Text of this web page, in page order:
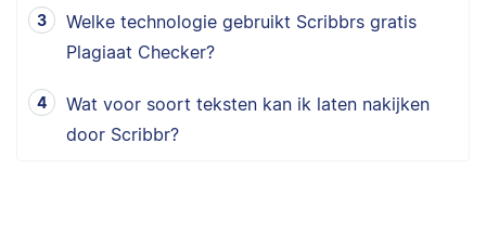
Welke technologie gebruikt Scribbrs gratis
Plagiaat Checker?
Wat voor soort teksten kan ik laten nakijken
door Scribbr?